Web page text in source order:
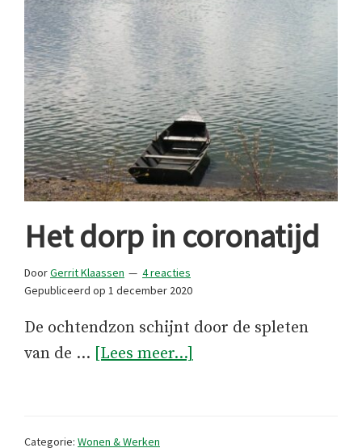
Het dorp in coronatijd
DoorGerrit Klaassen
4 reacties
Gepubliceerd op 1 december 2020
De ochtendzon schijnt door de spleten
van de … [Lees meer...]
Categorie: Wonen & Werken